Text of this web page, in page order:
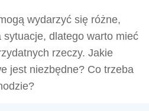
wydarzyć się różne,
dlatego warto mieć
rzeczy. Jakie
jest niezbędne? Co trzeba